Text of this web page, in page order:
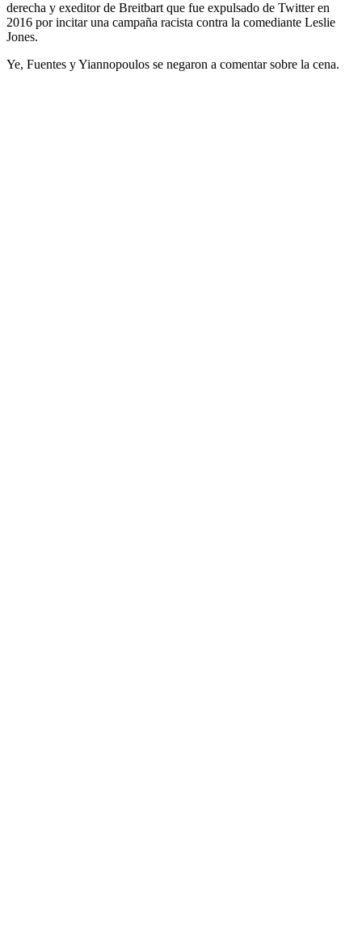
derecha y exeditor de Breitbart que fue expulsado de Twitter en
2016 por incitar una campaña racista contra la comediante Leslie
Jones.
Ye, Fuentes y Yiannopoulos se negaron a comentar sobre la cena.